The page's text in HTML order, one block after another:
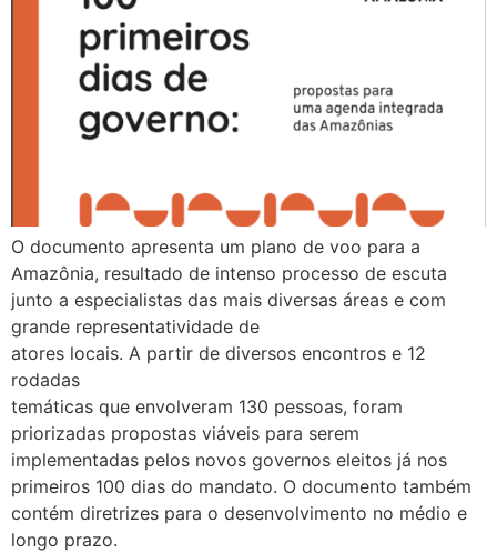
O documento apresenta um plano de voo para a
Amazônia, resultado de intenso processo de escuta
junto a especialistas das mais diversas áreas e com
grande representatividade de
atores locais. A partir de diversos encontros e 12
rodadas
temáticas que envolveram 130 pessoas, foram
priorizadas propostas viáveis para serem
implementadas pelos novos governos eleitos já nos
primeiros 100 dias do mandato. O documento também
contém diretrizes para o desenvolvimento no médio e
longo prazo.